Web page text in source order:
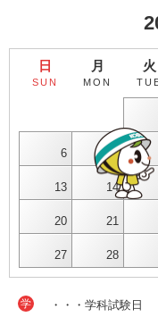
日
SUN
月
MON
火
6 7
13 14
20 21
27 28
学 ・・・学科試験日